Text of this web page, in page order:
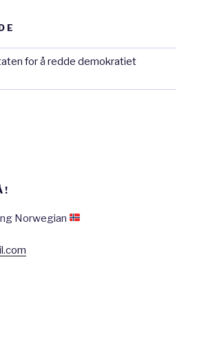
for å redde demokratiet
Norwegian